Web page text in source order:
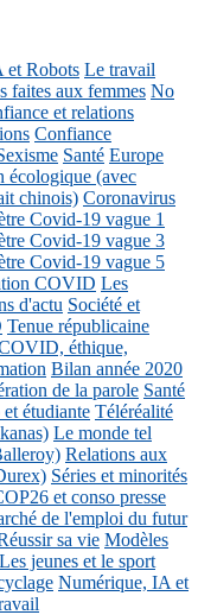
et Robots Le travail
faites aux femmes No
et relations
Confiance
Santé Europe
écologique (avec
chinois) Coronavirus
Covid-19 vague 1
Covid-19 vague 3
Covid-19 vague 5
COVID Les
d'actu Société et
Tenue républicaine
éthique,
Bilan année 2020
de la parole Santé
étudiante Téléréalité
Le monde tel
Relations aux
Séries et minorités
et conso presse
de l'emploi du futur
sa vie Modèles
Les jeunes et le sport
Numérique, IA et